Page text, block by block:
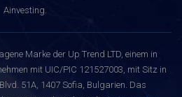
Ainvesting.
Marke der Up Trend LTD, einem in
mit UIC/PIC 121527003, mit Sitz in
51A, 1407 Sofia, Bulgarien. Das